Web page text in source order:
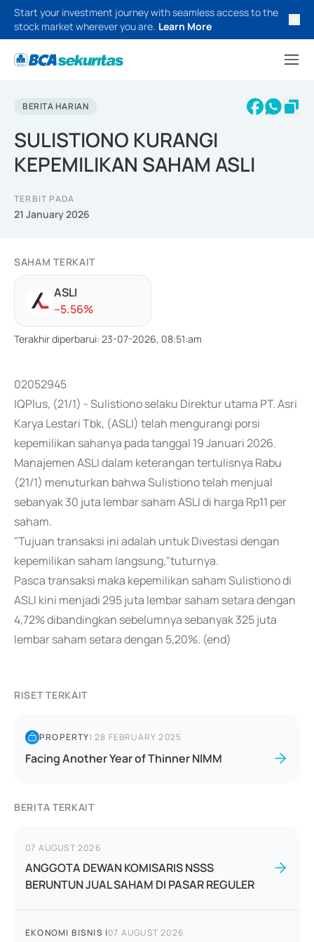
Start your investment journey with seamless access to the
stock market wherever you are. Learn More
BERITA HARIAN
SULISTIONO KURANGI
KEPEMILIKAN SAHAM ASLI
TERBIT PADA
21 January 2026
SAHAM TERKAIT
ASLI
--5.56%
Terakhir diperbarui: 23-07-2026, 08:51:am
02052945
IQPlus, (21/1) - Sulistiono selaku Direktur utama PT. Asri
Karya Lestari Tbk, (ASLI) telah mengurangi porsi
kepemilikan sahanya pada tanggal 19 Januari 2026.
Manajemen ASLI dalam keterangan tertulisnya Rabu
(21/1) menuturkan bahwa Sulistiono telah menjual
sebanyak 30 juta lembar saham ASLI di harga Rp11 per
saham.
"Tujuan transaksi ini adalah untuk Divestasi dengan
kepemilikan saham langsung,"tuturnya.
Pasca transaksi maka kepemilikan saham Sulistiono di
ASLI kini menjadi 295 juta lembar saham setara dengan
4,72% dibandingkan sebelumnya sebanyak 325 juta
lembar saham setara dengan 5,20%. (end)
RISET TERKAIT
PROPERTY|28 FEBRUARY 2025
Facing Another Year of Thinner NIMM
BERITA TERKAIT
07 AUGUST 2026
ANGGOTA DEWAN KOMISARIS NSSS
BERUNTUN JUAL SAHAM DI PASAR REGULER
EKONOMI BISNIS |07 AUGUST 2026